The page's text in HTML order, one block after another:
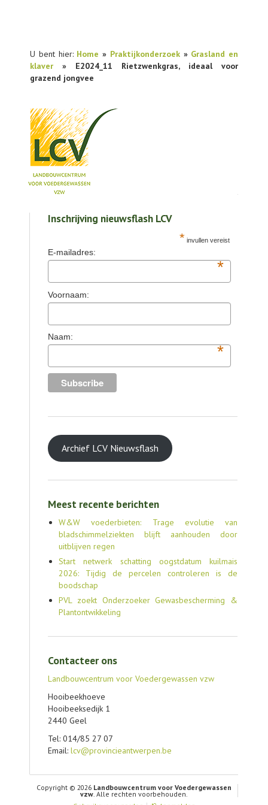
U bent hier: Home » Praktijkonderzoek» Grasland en
klaver » E2024_11 Rietzwenkgras, ideaal voor
grazend jongvee
PUBLICATIES
AGENDA
OVER LCV
Inschrijving nieuwsflash LCV
* invullen vereist
E-mailadres:
*
Voornaam:
Naam:
*
Archief LCV Nieuwsflash
Meest recente berichten
W&W voederbieten: Trage evolutie van
bladschimmelziekten blijft aanhouden door
uitblijven regen
Start netwerk schatting oogstdatum kuilmais
2026: Tijdig de percelen controleren is de
boodschap
PVL zoekt Onderzoeker Gewasbescherming &
Plantontwikkeling
Contacteer ons
Landbouwcentrum voor Voedergewassen vzw
Hooibeekhoeve
Hooibeeksedijk 1
2440 Geel
Tel: 014/85 27 07
Email: lcv@provincieantwerpen.be
Copyright © 2026 Landbouwcentrum voor Voedergewassen
vzw. Alle rechten voorbehouden.